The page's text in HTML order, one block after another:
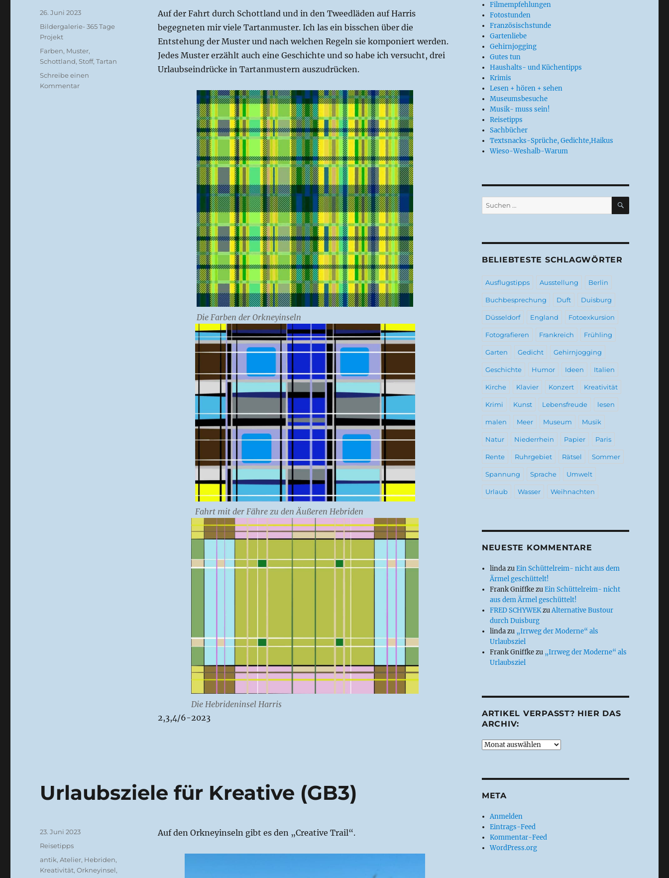
Auf der Fahrt durch Schottland und in den Tweedläden auf Harris
begegneten mir viele Tartanmuster. Ich las ein bisschen über die
Entstehung der Muster und nach welchen Regeln sie komponiert werden.
Jedes Muster erzählt auch eine Geschichte und so habe ich versucht, drei
Urlaubseindrücke in Tartanmustern auszudrücken.
Die Farben der Orkneyinseln
Fahrt mit der Fähre zu den Äußeren Hebriden
Die Hebrideninsel Harris
2,3,4/6-2023
Veröffentlicht
am
26. Juni 2023
Kategorien
Bildergalerie- 365 Tage
Projekt
Schlagwörter
Farben, Muster,
Schottland,Stoff,Tartan
Schreibe einen
Kommentarzu
Urlaubsziele für Kreative (GB3)
Auf den Orkneyinseln gibt es den „Creative Trail“.
Veröffentlicht
am
23. Juni 2023
Kategorien
Reisetipps
Schlagwörter
antik,Atelier, Hebriden,
Kreativität,Orkneyinsel,
Filmempfehlungen
Fotostunden
Französischstunde
Gartenliebe
Gehirnjogging
Gutes tun
Haushalts- und Küchentipps
Krimis
Lesen + hören + sehen
Museumsbesuche
Musik- muss sein!
Reisetipps
Sachbücher
Textsnacks-Sprüche, Gedichte,Haikus
Wieso-Weshalb-Warum
Suchen
nach:
SUCHEN
BELIEBTESTE SCHLAGWÖRTER
Ausflugstipps Ausstellung Berlin
Buchbesprechung Duft Duisburg
Düsseldorf England Fotoexkursion
Fotografieren Frankreich Frühling
Garten Gedicht Gehirnjogging
Geschichte Humor Ideen Italien
Kirche Klavier Konzert Kreativität
Krimi Kunst Lebensfreude lesen
malen Meer Museum Musik
Natur Niederrhein Papier Paris
Rente Ruhrgebiet Rätsel Sommer
Spannung Sprache Umwelt
Urlaub Wasser Weihnachten
NEUESTE KOMMENTARE
lindazuEin Schüttelreim- nicht aus dem
Ärmel geschüttelt!
Frank GniffkezuEin Schüttelreim- nicht
aus dem Ärmel geschüttelt!
FRED SCHYWEKzuAlternative Bustour
durch Duisburg
lindazu „Irrweg der Moderne“ als
Urlaubsziel
Frank Gniffkezu „Irrweg der Moderne“ als
Urlaubsziel
ARTIKEL VERPASST? HIER DAS
ARCHIV:
Artikel
META
Anmelden
Eintrags-Feed
Kommentar-Feed
WordPress.org